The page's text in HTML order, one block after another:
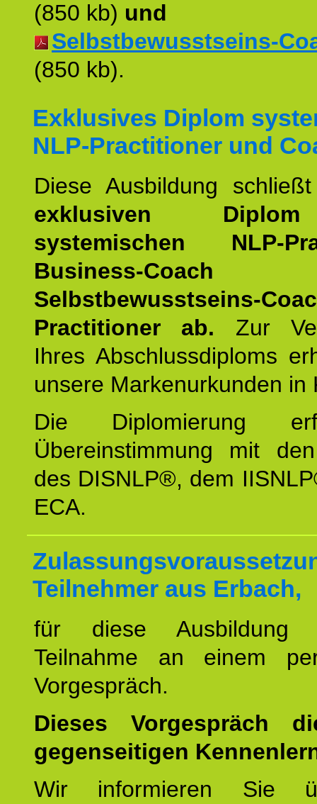
(850 kb) und
Selbstbewusstseins-
(850 kb).
Exklusives Diplom
NLP-Practitioner und
Diese Ausbildung
exklusiven
systemischen NLP-
Business-Coach
Selbstbewusstseins-
Practitioner ab. Zur
Ihres Abschlussdiploms
unsere Markenurkunden in
Die Diplomierung
Übereinstimmung mit
des DISNLP®, dem
ECA.
Teilnehmer aus Erbach,
für diese
Teilnahme an einem
Vorgespräch.
Dieses Vorgespräch
gegenseitigen
Wir informieren Sie